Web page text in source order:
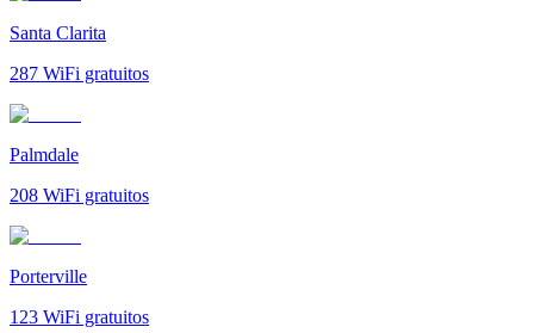
Santa Clarita
287 WiFi gratuitos
Palmdale
208 WiFi gratuitos
Porterville
123 WiFi gratuitos